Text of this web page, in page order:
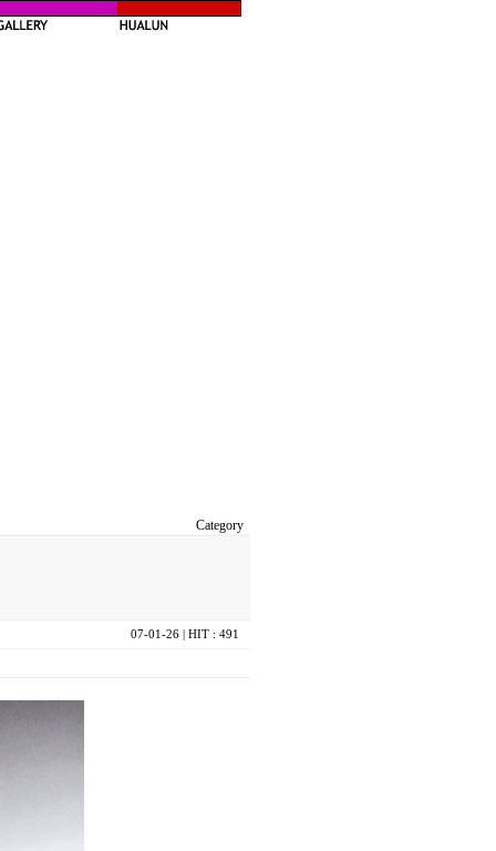
Category
07-01-26 | HIT : 491